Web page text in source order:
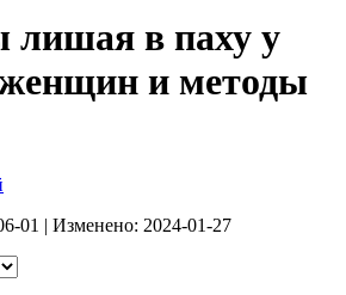
в паху у
и методы
01 | Изменено: 2024-01-27